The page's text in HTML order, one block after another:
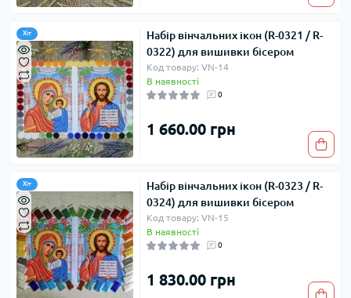
Хіт
Набір вінчальних ікон (R-0321 / R-
0322) для вишивки бісером
Код товару: VN-14
В наявності
0
1 660.00 грн
Хіт
Набір вінчальних ікон (R-0323 / R-
0324) для вишивки бісером
Код товару: VN-15
В наявності
0
1 830.00 грн